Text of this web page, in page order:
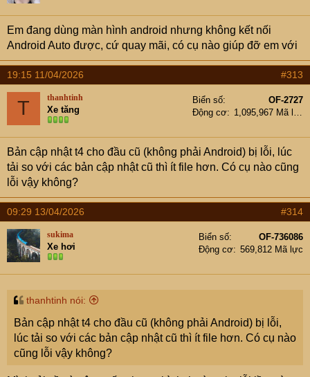
n
s
:
Em đang dùng màn hình android nhưng không kết nối
Android Auto được, cứ quay mãi, có cụ nào giúp đỡ em với
19:15 11/04/2026 #313
T thanhtinh
Xe tăng
Biển số
OF-2727
Động cơ
Bản cập nhật t4 cho đầu cũ (không phải Android) bị lỗi, lúc
tải so với các bản cập nhật cũ thì ít file hơn. Có cụ nào cũng
lỗi vậy không?
09:29 13/04/2026 #314
sukima
Xe hơi
Biển số
OF-736086
Động cơ
569,812 Mã lực
thanhtinh nói:
Bản cập nhật t4 cho đầu cũ (không phải Android) bị lỗi,
lúc tải so với các bản cập nhật cũ thì ít file hơn. Có cụ nào
cũng lỗi vậy không?